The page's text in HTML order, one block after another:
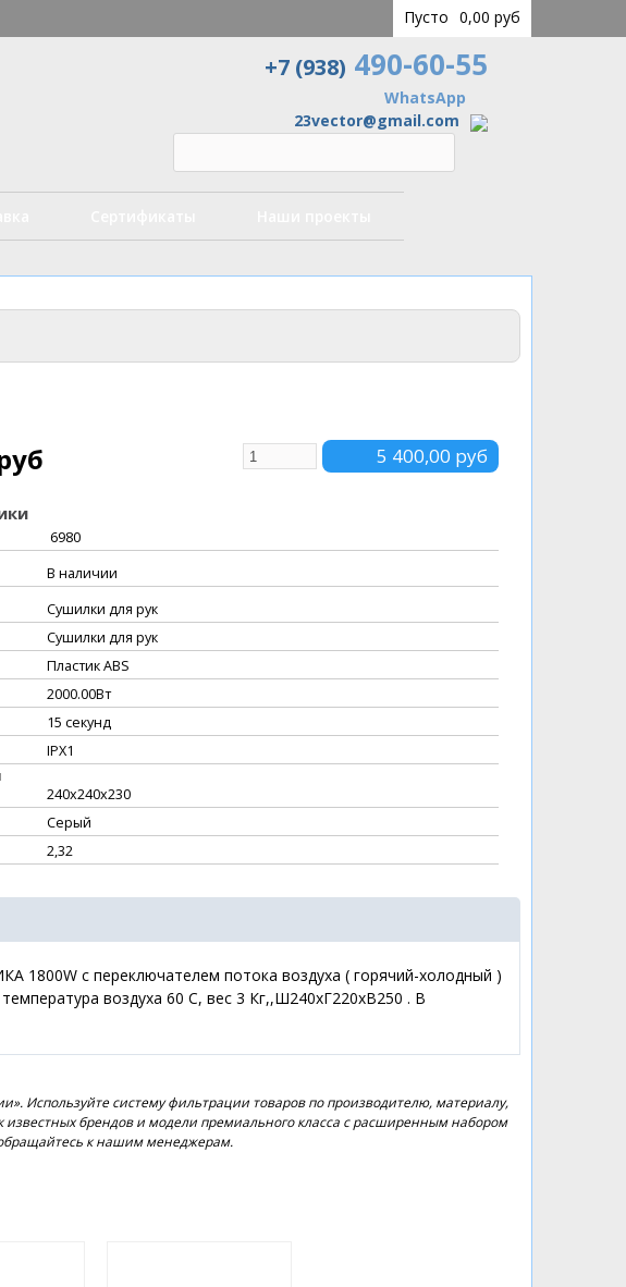
Пусто 0,00 руб
+7 (938) 490-60-55
WhatsApp
23vector@gmail.com
6980
В наличии
Сушилки для рук
Сушилки для рук
Пластик ABS
2000.00Вт
15 секунд
IPX1
240х240х230
Серый
2,32
1800W с переключателем потока воздуха ( горячий-холодный )
воздуха 60 C, вес 3 Кг,,Ш240хГ220хВ250 . В
Используйте систему фильтрации товаров по производителю, материалу,
известных брендов и модели премиального класса с расширенным набором
к нашим менеджерам.